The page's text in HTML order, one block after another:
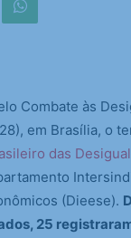
Combate às
em Brasília, o
das
(Dieese).
25